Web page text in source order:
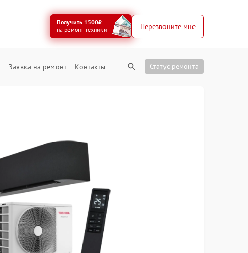
Получить 1500₽
на ремонт техники
Перезвоните мне
Заявка на ремонт Контакты Статус ремонта